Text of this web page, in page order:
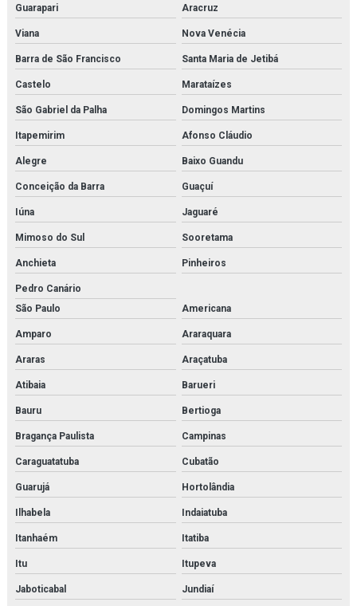
Gerador de n2
Gerador de nitrogênio industrial
Gerador de nitrogênio preço
Hankison
Heater exchanger
High pressure piston pump
Hiross
Imi buschjost
Imi maxseal
Imi norgren
Inspeção e adequação à norma nr13
Inspeção de caldeiras
Inspeção de caldeiras em rio de janeiro
Inspeção interna em vasos de pressão
Guarapari Aracruz
Viana Nova Venécia
Barra de São Francisco Santa Maria de Jetibá
Castelo Marataízes
São Gabriel da Palha Domingos Martins
Itapemirim Afonso Cláudio
Alegre Baixo Guandu
Conceição da Barra Guaçuí
Iúna Jaguaré
Mimoso do Sul Sooretama
Anchieta Pinheiros
Pedro Canário
São Paulo
Americana
Amparo Araraquara
Araras Araçatuba
Atibaia Barueri
Bauru Bertioga
Bragança Paulista Campinas
Caraguatatuba Cubatão
Guarujá Hortolândia
Ilhabela Indaiatuba
Itanhaém Itatiba
Itu Itupeva
Jaboticabal Jundiaí